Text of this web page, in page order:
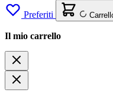
Preferiti
Il mio carrello